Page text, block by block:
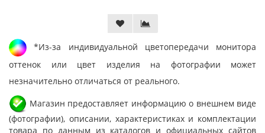
*Из-за индивидуальной цветопередачи монитора
оттенок или цвет изделия на фотографии может
незначительно отличаться от реального.
Магазин предоставляет информацию о внешнем виде
(фотографии), описании, характеристиках и комплектации
товара по данным из каталогов и официальных сайтов